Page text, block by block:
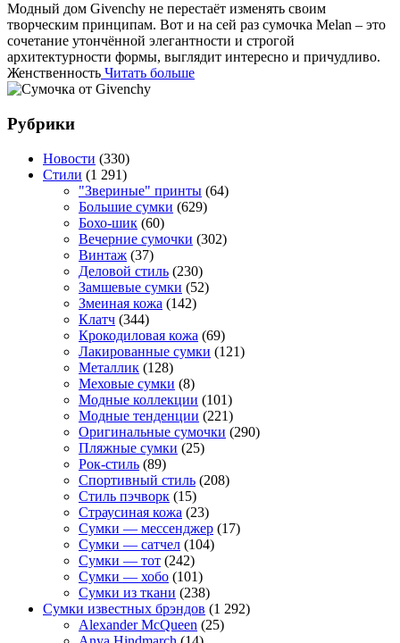
Модный дом Givenchy не перестаёт изменять своим
творческим принципам. Вот и на сей раз сумочка Melan – это
сочетание утончённой элегантности и строгой
архитектурности формы, выглядит интересно и причудливо.
Женственность Читать больше
Рубрики
Новости (330)
Стили (1 291)
"Звериные" принты (64)
Большие сумки (629)
Бохо-шик (60)
Вечерние сумочки (302)
Винтаж (37)
Деловой стиль (230)
Замшевые сумки (52)
Змеиная кожа (142)
Клатч (344)
Крокодиловая кожа (69)
Лакированные сумки (121)
Металлик (128)
Меховые сумки (8)
Модные коллекции (101)
Модные тенденции (221)
Оригинальные сумочки (290)
Пляжные сумки (25)
Рок-стиль (89)
Спортивный стиль (208)
Стиль пэчворк (15)
Страусиная кожа (23)
Сумки — мессенджер (17)
Сумки — сатчел (104)
Сумки — тот (242)
Сумки — хобо (101)
Сумки из ткани (238)
Сумки известных брэндов (1 292)
Alexander McQueen (25)